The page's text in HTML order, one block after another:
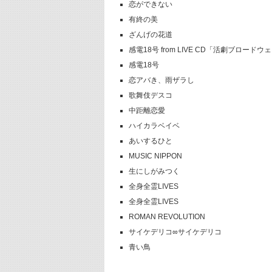
恋ができない
有終の美
ざんげの花道
感電18号 from LIVE CD「活劇ブロードウ
感電18号
恋アバき、雨ザラし
歌舞伎デスコ
中距離恋愛
ハイカラベイベ
あいするひと
MUSIC NIPPON
生にしがみつく
全身全霊LIVES
全身全霊LIVES
ROMAN REVOLUTION
サイケデリコ∞サイケデリコ
青い鳥